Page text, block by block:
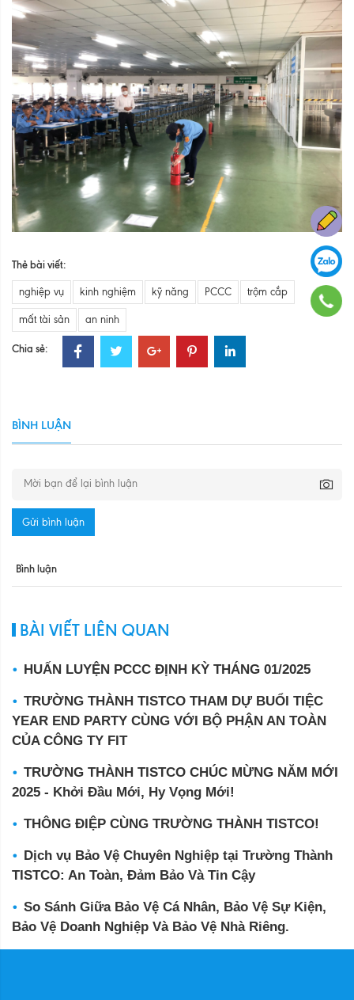
Thẻ bài viết:
nghiệp vụ kinh nghiệm kỹ năng PCCC trộm cắp
mất tài sản an ninh
Chia sẻ:
BÌNH LUẬN
Gửi bình luận
Bình luận
BÀI VIẾT LIÊN QUAN
HUẤN LUYỆN PCCC ĐỊNH KỲ THÁNG 01/2025
TRƯỜNG THÀNH TISTCO THAM DỰ BUỔI TIỆC
YEAR END PARTY CÙNG VỚI BỘ PHẬN AN TOÀN
CỦA CÔNG TY FIT
TRƯỜNG THÀNH TISTCO CHÚC MỪNG NĂM MỚI
2025 - Khởi Đầu Mới, Hy Vọng Mới!
THÔNG ĐIỆP CÙNG TRƯỜNG THÀNH TISTCO!
Dịch vụ Bảo Vệ Chuyên Nghiệp tại Trường Thành
TISTCO: An Toàn, Đảm Bảo Và Tin Cậy
So Sánh Giữa Bảo Vệ Cá Nhân, Bảo Vệ Sự Kiện,
Bảo Vệ Doanh Nghiệp Và Bảo Vệ Nhà Riêng.